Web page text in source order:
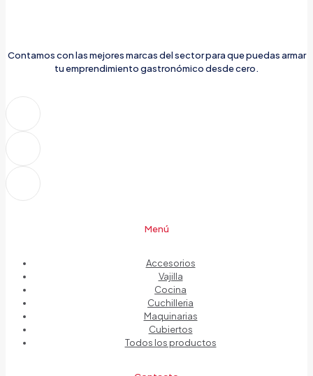
Contamos con las mejores marcas del sector para que puedas armar
tu emprendimiento gastronómico desde cero.
Menú
Accesorios
Vajilla
Cocina
Cuchilleria
Maquinarias
Cubiertos
Todos los productos